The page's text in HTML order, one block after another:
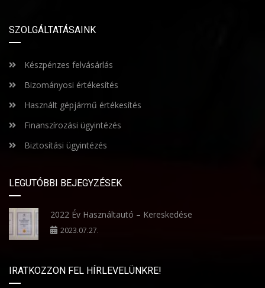
SZOLGÁLTATÁSAINK
Készpénzes felvásárlás
Bizományosi értékesítés
Használt gépjármű értékesítés
Finanszírozási ügyintézés
Biztosítási ügyintézés
LEGUTÓBBI BEJEGYZÉSEK
2022 Év Használtautó – Kereskedése
2023.07.27.
IRATKOZZON FEL HÍRLEVELÜNKRE!